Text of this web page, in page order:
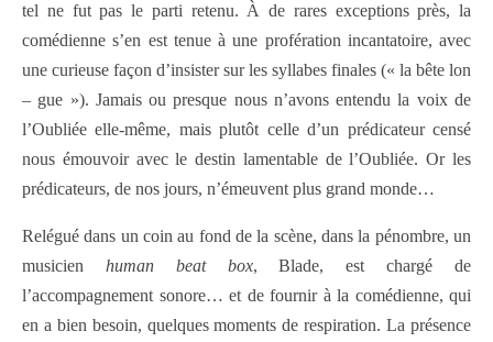
tel ne fut pas le parti retenu. À de rares exceptions près, la
comédienne s’en est tenue à une profération incantatoire, avec
une curieuse façon d’insister sur les syllabes finales (« la bête lon
– gue »). Jamais ou presque nous n’avons entendu la voix de
l’Oubliée elle-même, mais plutôt celle d’un prédicateur censé
nous émouvoir avec le destin lamentable de l’Oubliée. Or les
prédicateurs, de nos jours, n’émeuvent plus grand monde…
Relégué dans un coin au fond de la scène, dans la pénombre, un
musicien human beat box, Blade, est chargé de
l’accompagnement sonore… et de fournir à la comédienne, qui
en a bien besoin, quelques moments de respiration. La présence